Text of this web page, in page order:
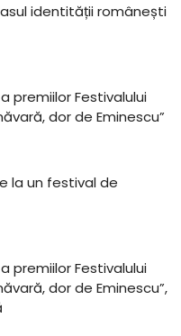
identității românești
premiilor Festivalului
dor de Eminescu”
la un festival de
premiilor Festivalului
dor de Eminescu”,